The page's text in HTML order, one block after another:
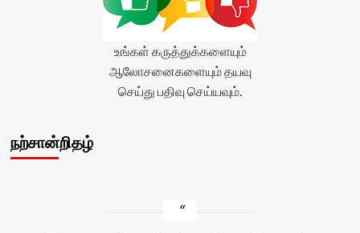
உங்கள் கருத்துக்களையும்
ஆலோசனைகளையும் தயவு
செய்து பதிவு செய்யவும்.
நற்சான்றிதழ்